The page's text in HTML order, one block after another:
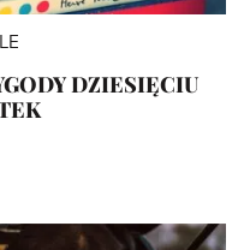
DZIESIĘCIU